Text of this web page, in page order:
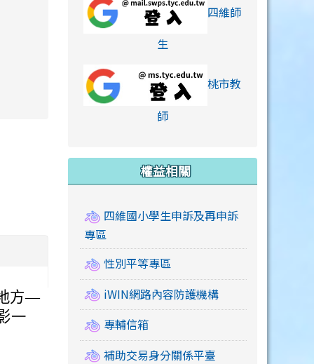
xiaohongshu.html
方—
一
四維師
生link to https://
桃市教
師link to https://
權益相關
四維國小學生申訴及再申訴
專區
性別平等專區
iWIN網路內容防護機構
專輔信箱
補助交易身分關係平臺